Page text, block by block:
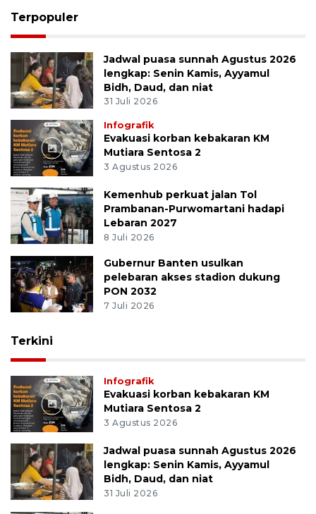
17 September 2020
Terpopuler
Jadwal puasa sunnah Agustus 2026
lengkap: Senin Kamis, Ayyamul
Bidh, Daud, dan niat
31 Juli 2026
Infografik
Evakuasi korban kebakaran KM
Mutiara Sentosa 2
3 Agustus 2026
Kemenhub perkuat jalan Tol
Prambanan-Purwomartani hadapi
Lebaran 2027
8 Juli 2026
Gubernur Banten usulkan
Terkini
Infografik
Evakuasi korban kebakaran KM
Mutiara Sentosa 2
3 Agustus 2026
Jadwal puasa sunnah Agustus 2026